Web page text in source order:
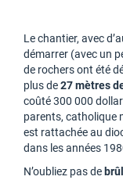
Le chantier, avec
démarrer (avec un
de rochers ont été
plus de27 mètres
coûté 300 000
parents, catholique
est rattachée au
dans les années
N’oubliez pas de